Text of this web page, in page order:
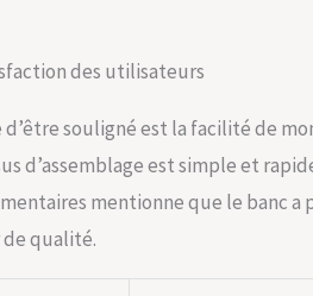
des utilisateurs
souligné est la facilité de
d’assemblage est simple et
mentionne que le banc
qualité.